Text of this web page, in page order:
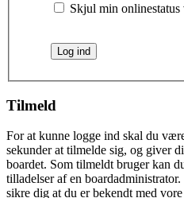
Skjul min onlinestatus
Tilmeld
For at kunne logge ind skal du
sekunder at tilmelde sig, og giver
boardet. Som tilmeldt bruger kan
tilladelser af en
sikre dig at du er bekendt med